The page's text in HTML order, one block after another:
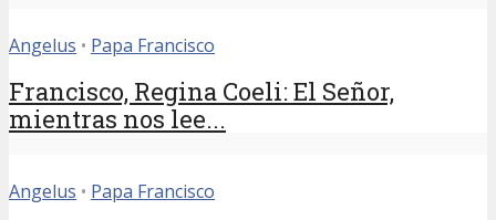
Angelus • Papa Francisco
Francisco, Regina Coeli: El Señor,
mientras nos lee...
Angelus • Papa Francisco